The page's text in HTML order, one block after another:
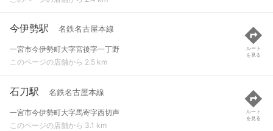
今伊勢駅 名鉄名古屋本線
一宮市今伊勢町大字宮後字一丁野
このページの店舗から 2.5 km
ルート
を見る
石刀駅 名鉄名古屋本線
一宮市今伊勢町大字馬寄字西切声
このページの店舗から 3.1 km
ルート
を見る